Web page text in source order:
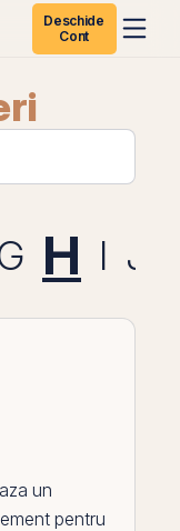
Deschide
Cont
H I J
un
pentru